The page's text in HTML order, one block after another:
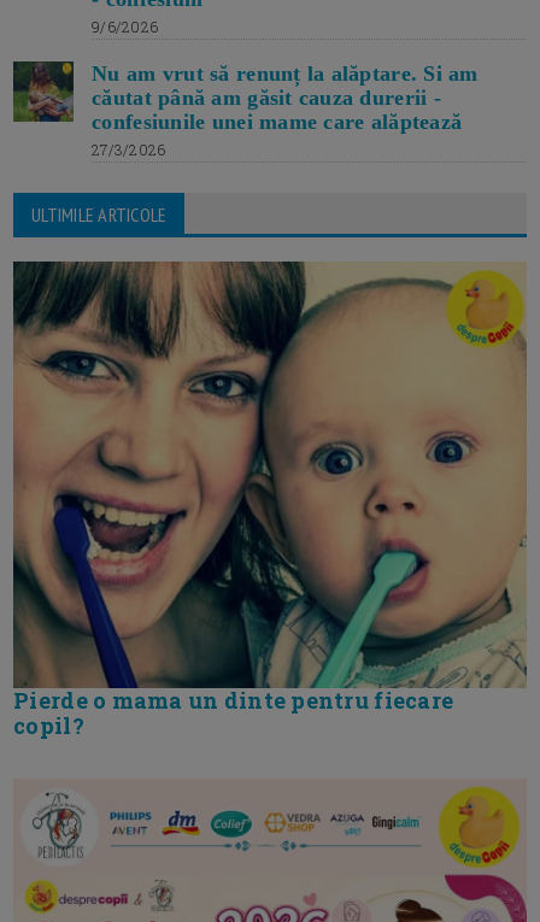
9/6/2026
Nu am vrut să renunț la alăptare. Si am
căutat până am găsit cauza durerii -
confesiunile unei mame care alăptează
27/3/2026
ULTIMILE ARTICOLE
Pierde o mama un dinte pentru fiecare
copil?